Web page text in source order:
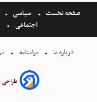
صفحه نخست سیاسی
اجتماعی
درباره ما مرامنامه
طراحی